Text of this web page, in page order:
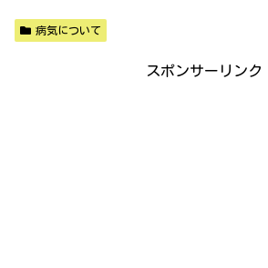
病気について
スポンサーリンク